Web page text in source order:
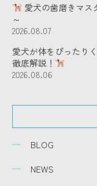
愛犬の歯磨きマス
～
2026.08.07
愛犬が体をぴったり
徹底解説！
2026.08.06
BLOG
NEWS